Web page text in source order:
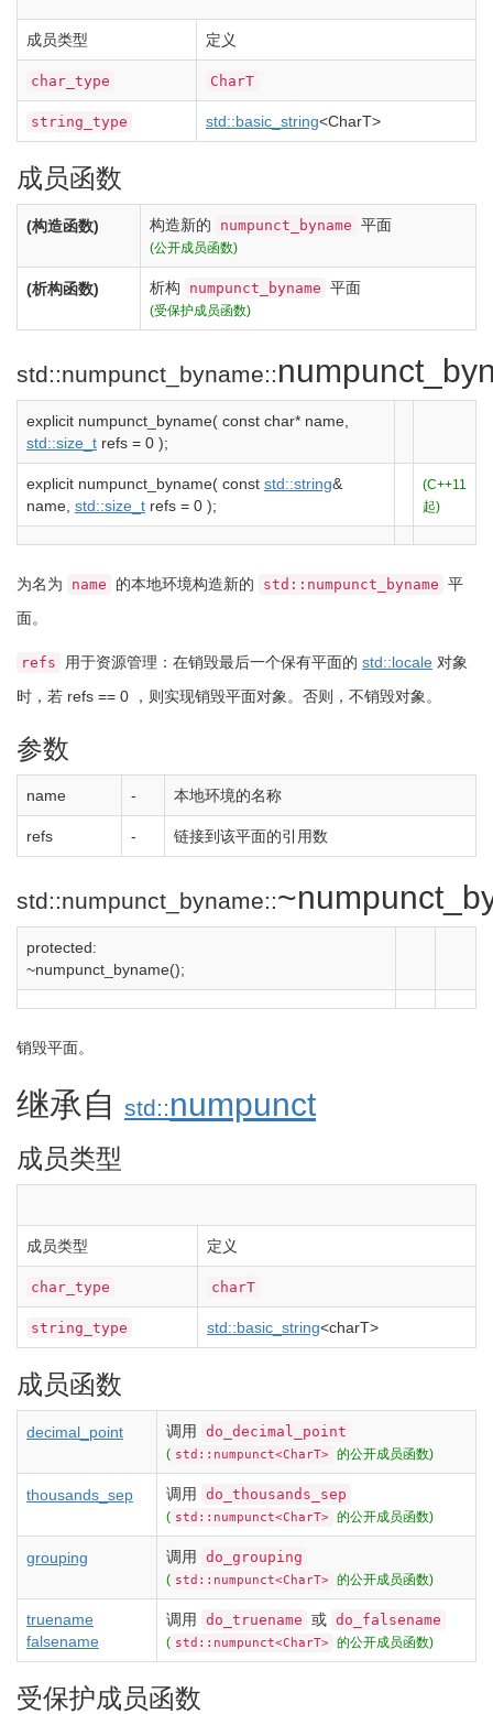
成员类型 定义
char_type CharT
string_type std::basic_string<CharT>
成员函数
(构造函数) 构造新的 numpunct_byname 平面
(公开成员函数)
(析构函数) 析构 numpunct_byname 平面
(受保护成员函数)
std::numpunct_byname::
explicit numpunct_byname( const char* name,
std::size_t refs = 0 );
explicit numpunct_byname( const std::string&
name, std::size_t refs = 0 );
(C++11
起)
为名为 name 的本地环境构造新的 std::numpunct_byname 平
面。
refs 用于资源管理：在销毁最后一个保有平面的 std::locale 对象
时，若 refs == 0 ，则实现销毁平面对象。否则，不销毁对象。
参数
name - 本地环境的名称
refs - 链接到该平面的引用数
std::numpunct_byname::
protected:
~numpunct_byname();
销毁平面。
继承自 std::numpunct
成员类型
成员类型 定义
char_type charT
string_type std::basic_string<charT>
成员函数
decimal_point 调用 do_decimal_point
( std::numpunct<CharT> 的公开成员函数)
thousands_sep 调用 do_thousands_sep
( std::numpunct<CharT> 的公开成员函数)
grouping 调用 do_grouping
( std::numpunct<CharT> 的公开成员函数)
truename
falsename
调用 do_truename 或 do_falsename
( std::numpunct<CharT> 的公开成员函数)
受保护成员函数